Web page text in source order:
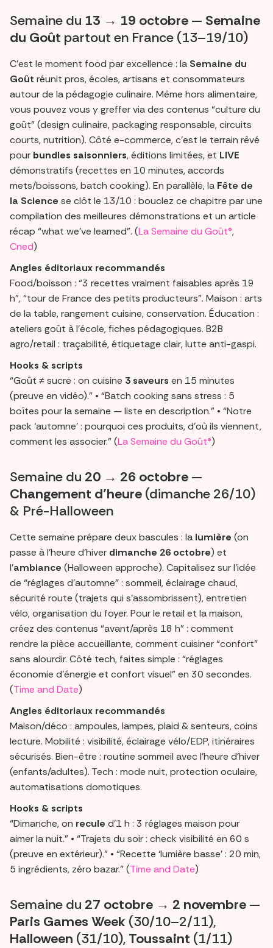
Semaine du 13 → 19 octobre — Semaine
du Goût partout en France (13–19/10)
C’est le moment food par excellence : la Semaine du
Goût réunit pros, écoles, artisans et consommateurs
autour de la pédagogie culinaire. Même hors alimentaire,
vous pouvez vous y greffer via des contenus “culture du
goût” (design culinaire, packaging responsable, circuits
courts, nutrition). Côté e-commerce, c’est le terrain rêvé
pour bundles saisonniers, éditions limitées, et LIVE
démonstratifs (recettes en 10 minutes, accords
mets/boissons, batch cooking). En parallèle, la Fête de
la Science se clôt le 13/10 : bouclez ce chapitre par une
compilation des meilleures démonstrations et un article
récap “what we’ve learned”. (La Semaine du Goût®,
Cned)
Angles éditoriaux recommandés
Food/boisson : “3 recettes vraiment faisables après 19
h”, “tour de France des petits producteurs”. Maison : arts
de la table, rangement cuisine, conservation. Éducation :
ateliers goût à l’école, fiches pédagogiques. B2B
agro/retail : traçabilité, étiquetage clair, lutte anti-gaspi.
Hooks & scripts
“Goût ≠ sucre : on cuisine 3 saveurs en 15 minutes
(preuve en vidéo).” • “Batch cooking sans stress : 5
boîtes pour la semaine — liste en description.” • “Notre
pack ‘automne’ : pourquoi ces produits, d’où ils viennent,
comment les associer.” (La Semaine du Goût®)
Semaine du 20 → 26 octobre —
Changement d’heure (dimanche 26/10)
& Pré-Halloween
Cette semaine prépare deux bascules : la lumière (on
passe à l’heure d’hiver dimanche 26 octobre) et
l’ambiance (Halloween approche). Capitalisez sur l’idée
de “réglages d’automne” : sommeil, éclairage chaud,
sécurité route (trajets qui s’assombrissent), entretien
vélo, organisation du foyer. Pour le retail et la maison,
créez des contenus “avant/après 18 h” : comment
rendre la pièce accueillante, comment cuisiner “confort”
sans alourdir. Côté tech, faites simple : “réglages
économie d’énergie et confort visuel” en 30 secondes.
(Time and Date)
Angles éditoriaux recommandés
Maison/déco : ampoules, lampes, plaid & senteurs, coins
lecture. Mobilité : visibilité, éclairage vélo/EDP, itinéraires
sécurisés. Bien-être : routine sommeil avec l’heure d’hiver
(enfants/adultes). Tech : mode nuit, protection oculaire,
automatisations domotiques.
Hooks & scripts
“Dimanche, on recule d’1 h : 3 réglages maison pour
aimer la nuit.” • “Trajets du soir : check visibilité en 60 s
(preuve en extérieur).” • “Recette ‘lumière basse’ : 20 min,
5 ingrédients, zéro bazar.” (Time and Date)
Semaine du 27 octobre → 2 novembre —
Paris Games Week (30/10–2/11),
Halloween (31/10), Toussaint (1/11)